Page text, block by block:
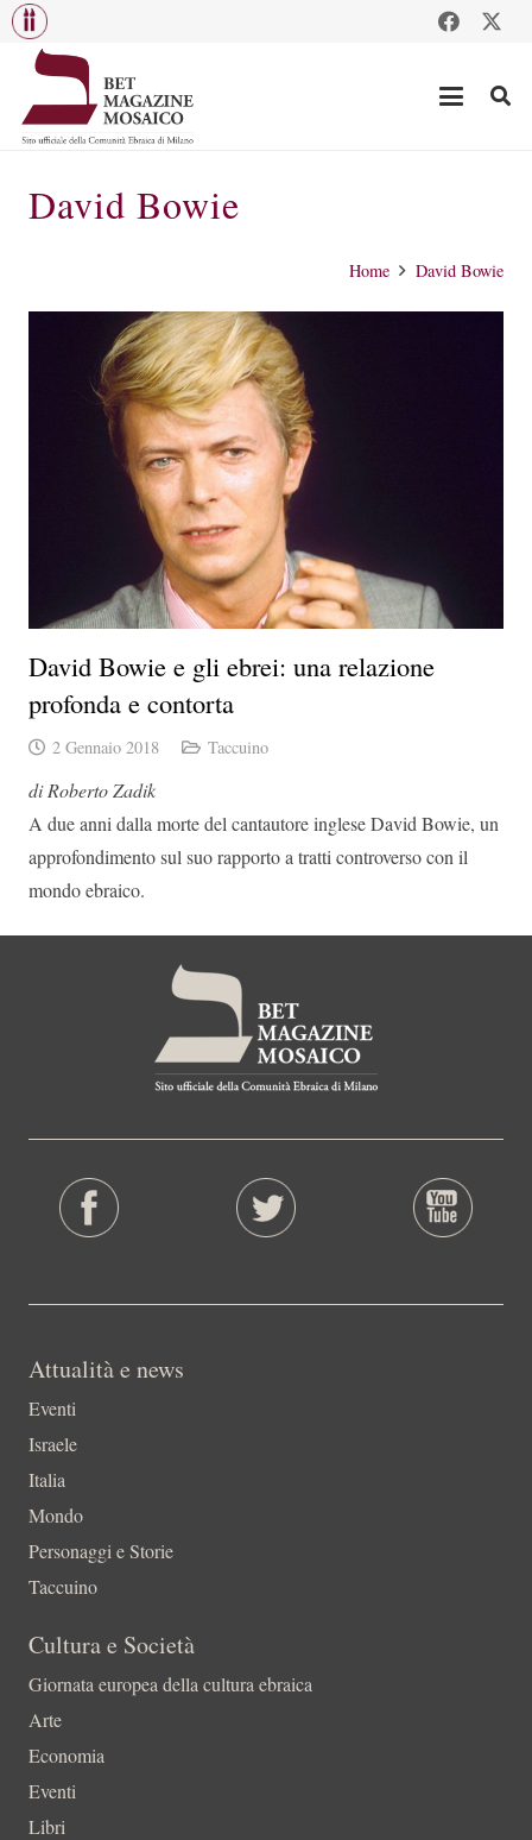
David Bowie
Home David Bowie
David Bowie e gli ebrei: una relazione
profonda e contorta
2 Gennaio 2018 Taccuino
di Roberto Zadik
A due anni dalla morte del cantautore inglese David Bowie, un
approfondimento sul suo rapporto a tratti controverso con il
mondo ebraico.
Attualità e news
Eventi
Israele
Italia
Mondo
Personaggi e Storie
Taccuino
Cultura e Società
Giornata europea della cultura ebraica
Arte
Economia
Eventi
Libri